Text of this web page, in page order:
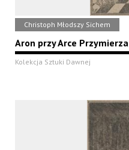
Christoph Młodszy Sichem
Aron przy Arce Przymierza
Kolekcja Sztuki Dawnej